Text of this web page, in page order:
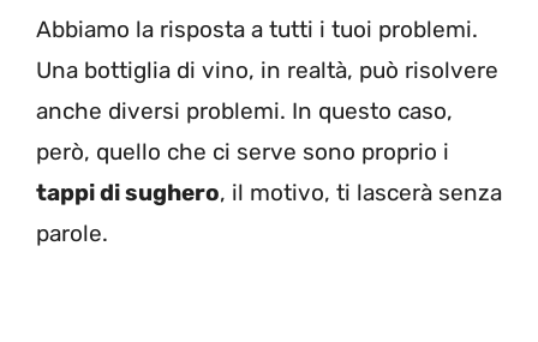
Abbiamo la risposta a tutti i tuoi problemi.
Una bottiglia di vino, in realtà, può risolvere
anche diversi problemi. In questo caso,
però, quello che ci serve sono proprio i
tappi di sughero, il motivo, ti lascerà senza
parole.